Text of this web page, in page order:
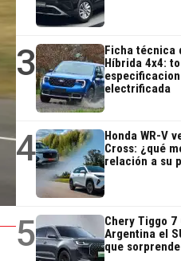
3
Ficha técnica
Híbrida 4x4:
electrificada
4
Honda WR-V
Cross: ¿qué
relación a su
5
Chery Tiggo 7
Argentina el
que